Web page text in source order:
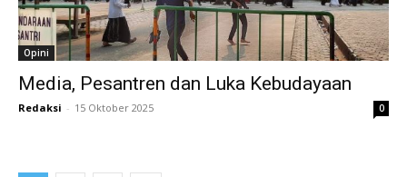
Opini
Media, Pesantren dan Luka Kebudayaan
Redaksi - 15 Oktober 2025 0